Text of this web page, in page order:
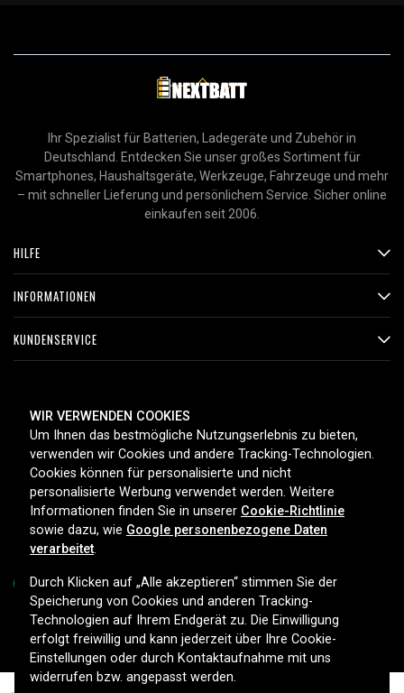
Ihr Spezialist für Batterien, Ladegeräte und Zubehör in
Deutschland. Entdecken Sie unser großes Sortiment für
Smartphones, Haushaltsgeräte, Werkzeuge, Fahrzeuge und mehr
– mit schneller Lieferung und persönlichem Service. Sicher online
einkaufen seit 2006.
HILFE
INFORMATIONEN
KUNDENSERVICE
ZAHLUNGSMETHODEN
LIEFEROPTIONEN
Copyright © 2026, Spares Nordic AB
WIR VERWENDEN COOKIES
Um Ihnen das bestmögliche Nutzungserlebnis zu bieten,
verwenden wir Cookies und andere Tracking-Technologien.
Cookies können für personalisierte und nicht
personalisierte Werbung verwendet werden. Weitere
Informationen finden Sie in unserer Cookie-Richtlinie
sowie dazu, wie Google personenbezogene Daten
verarbeitet.
Durch Klicken auf „Alle akzeptieren“ stimmen Sie der
Speicherung von Cookies und anderen Tracking-
Technologien auf Ihrem Endgerät zu. Die Einwilligung
erfolgt freiwillig und kann jederzeit über Ihre Cookie-
Einstellungen oder durch Kontaktaufnahme mit uns
widerrufen bzw. angepasst werden.